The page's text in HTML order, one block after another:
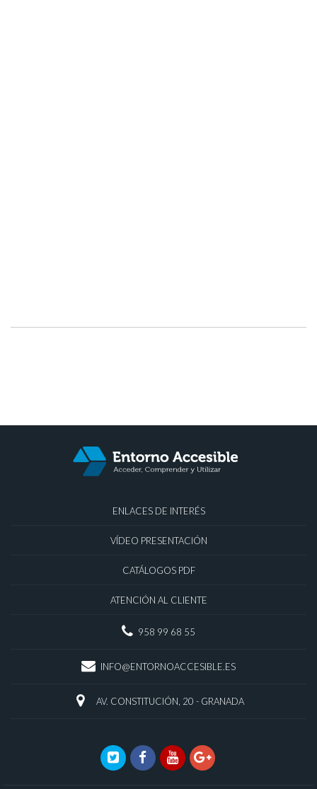
ENLACES DE INTERÉS
VÍDEO PRESENTACIÓN
CATÁLOGOS PDF
ATENCIÓN AL CLIENTE
958 99 68 55
INFO@ENTORNOACCESIBLE.ES
AV. CONSTITUCIÓN, 20 - GRANADA